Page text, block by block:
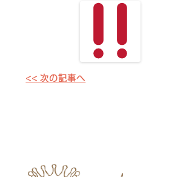
<< 次の記事へ